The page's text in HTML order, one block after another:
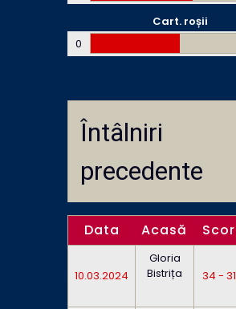
Cart. roșii
0
Întâlniri
precedente
Data Acasă Scor
10.03.2024
Gloria
Bistrița
34 - 31